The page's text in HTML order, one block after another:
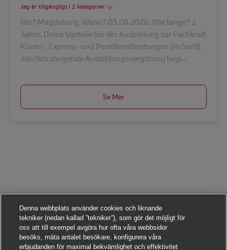
Jag är tillgängligt i 2 kategorier
Wo? Magdeburg. Wann? 03.08.2026. Wie lange? 2
Jahre. Deine Vorteile bei der Ausbildung zur Fachkraft
Kurier-, Express- und Postdienstleistungen (m/w/d).
Jährlich steigende Ausbildungsvergütung begi...
Se Mer
Denna webbplats använder cookies och liknande
tekniker (nedan kallad ”tekniker”), som gör det möjligt för
oss att till exempel avgöra hur ofta våra webbsidor
besöks, mäta antalet besökare, konfigurera våra
erbjudanden för maximal bekvämlighet och effektivitet